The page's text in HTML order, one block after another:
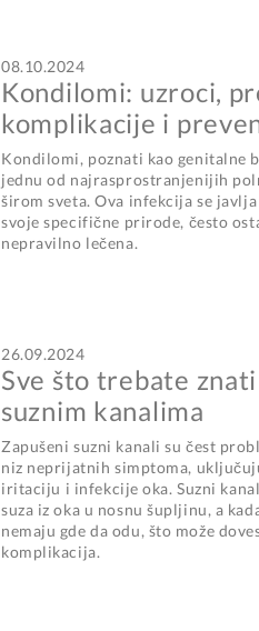
08.10.2024
Kondilomi: uzroci,
komplikacije i
Kondilomi, poznati kao genitalne
jednu od najrasprostranjenijih
širom sveta. Ova infekcija se
svoje specifične prirode, često
nepravilno lečena.
26.09.2024
Sve što trebate
suznim kanalima
Zapušeni suzni kanali su čest
niz neprijatnih simptoma,
iritaciju i infekcije oka. Suzni
suza iz oka u nosnu šupljinu, a
nemaju gde da odu, što može
komplikacija.